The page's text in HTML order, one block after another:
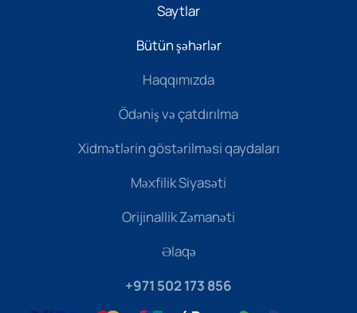
Saytlar
Bütün şəhərlər
Haqqımızda
Ödəniş və çatdırılma
Xidmətlərin göstərilməsi qaydaları
Məxfilik Siyasəti
Orijinallik Zəmanəti
Əlaqə
+971 502 173 856